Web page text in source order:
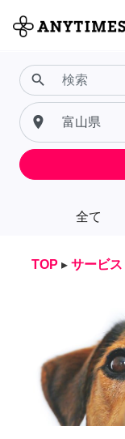
全て
search
place
TOP ▸ サービス